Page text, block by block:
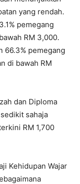
yang rendah.
pemegang
RM 3,000.
66.3% pemegang
di bawah RM
dan Diploma
sahaja
RM 1,700
Kehidupan Wajar